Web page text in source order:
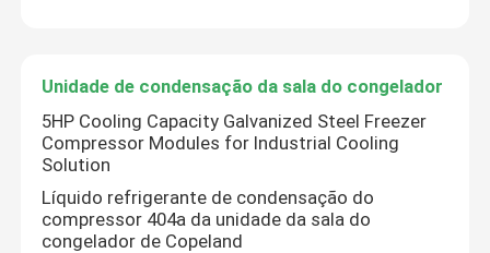
A água refrigerou a unidade de condensação
Unidade de condensação do compressor
Condensador de refrigeração água
Unidade de condensação da sala do congelador
5HP Cooling Capacity Galvanized Steel Freezer
Compressor Modules for Industrial Cooling
Solution
Líquido refrigerante de condensação do
compressor 404a da unidade da sala do
congelador de Copeland